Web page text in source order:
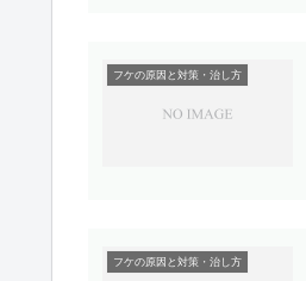
フケの原因と対策・治し方
フケの原因と対策・治し方